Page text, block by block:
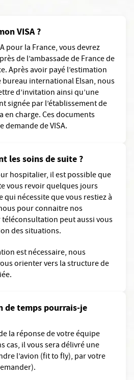
VISA ?
pour la France, vous devrez
de l’ambassade de France de
Après avoir payé l’estimation
international Elsan, nous
d’invitation ainsi qu’une
signée par l’établissement de
en charge. Ces documents
demande de VISA.
les soins de suite ?
hospitalier, il est possible que
vous revoir quelques jours
qui nécessite que vous restiez à
pour connaitre nos
peut aussi vous
des situations.
est nécessaire, nous
orienter vers la structure de
de temps pourrais-je
la réponse de votre équipe
cas, il vous sera délivré une
l’avion (fit to fly), par votre